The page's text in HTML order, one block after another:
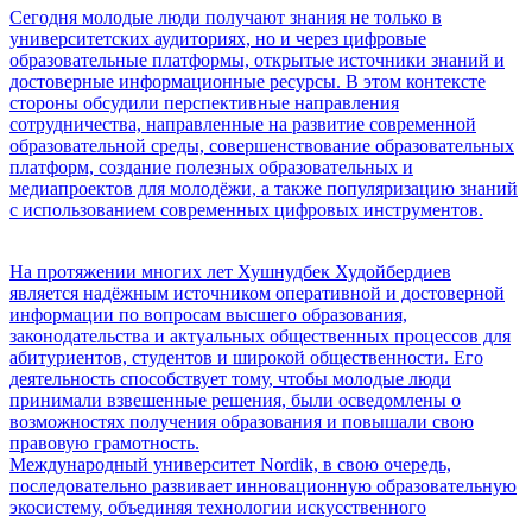
Сегодня молодые люди получают знания не только в
университетских аудиториях, но и через цифровые
образовательные платформы, открытые источники знаний и
достоверные информационные ресурсы. В этом контексте
стороны обсудили перспективные направления
сотрудничества, направленные на развитие современной
образовательной среды, совершенствование образовательных
платформ, создание полезных образовательных и
медиапроектов для молодёжи, а также популяризацию знаний
с использованием современных цифровых инструментов.
На протяжении многих лет Хушнудбек Худойбердиев
является надёжным источником оперативной и достоверной
информации по вопросам высшего образования,
законодательства и актуальных общественных процессов для
абитуриентов, студентов и широкой общественности. Его
деятельность способствует тому, чтобы молодые люди
принимали взвешенные решения, были осведомлены о
возможностях получения образования и повышали свою
правовую грамотность.
Международный университет Nordik, в свою очередь,
последовательно развивает инновационную образовательную
экосистему, объединяя технологии искусственного